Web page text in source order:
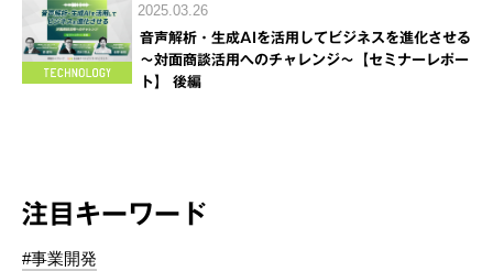
2025.03.26
音声解析・生成AIを活用してビジネスを進化させる
～対面商談活用へのチャレンジ～【セミナーレポー
ト】 後編
注目キーワード
#事業開発